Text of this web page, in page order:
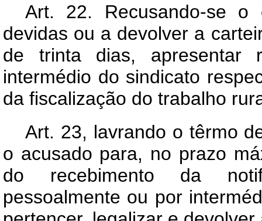
Art. 22. Recusando-se o
devidas ou a devolver a
de trinta dias, apresentar
intermédio do sindicato
da fiscalização do trabalho
Art. 23, lavrando o têrmo
o acusado para, no prazo
do recebimento da
pessoalmente ou por